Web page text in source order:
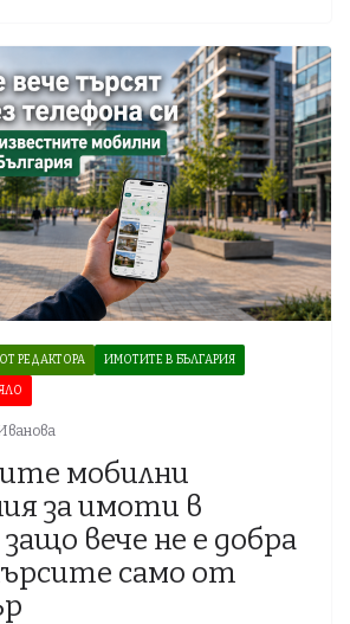
РЕДАКТОРА ИМОТИТЕ В БЪЛГАРИЯ
мобилни
за имоти в
вече не е добра
само от